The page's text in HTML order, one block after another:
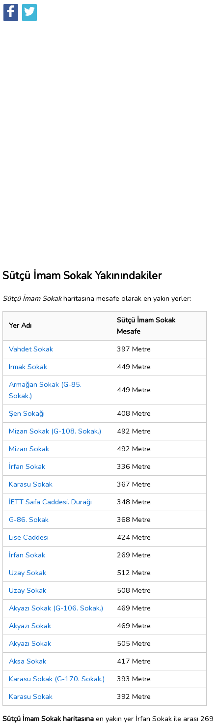
Sütçü İmam Sokak Yakınındakiler
Sütçü İmam Sokakharitasına mesafe olarak en yakın yerler:
Yer Adı
Sütçü İmam Sokak
Mesafe
Vahdet Sokak
397 Metre
Irmak Sokak
449 Metre
Armağan Sokak (G-85.
Sokak.)
449 Metre
Şen Sokağı
408 Metre
Mizan Sokak (G-108. Sokak.)
492 Metre
Mizan Sokak
492 Metre
İrfan Sokak
336 Metre
Karasu Sokak
367 Metre
İETT Safa Caddesi. Durağı
348 Metre
G-86. Sokak
368 Metre
Lise Caddesi
424 Metre
İrfan Sokak
269 Metre
Uzay Sokak
512 Metre
Uzay Sokak
508 Metre
Akyazı Sokak (G-106. Sokak.)
469 Metre
Akyazı Sokak
469 Metre
Akyazı Sokak
505 Metre
Aksa Sokak
417 Metre
Karasu Sokak (G-170. Sokak.)
393 Metre
Karasu Sokak
392 Metre
Sütçü İmam Sokak haritasına en yakın yer İrfan Sokak ile arası 269